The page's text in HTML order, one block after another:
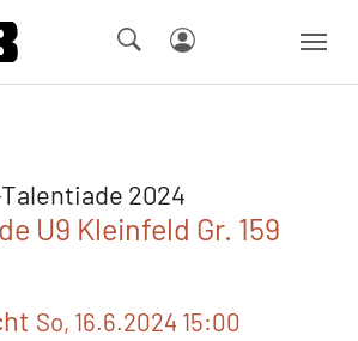
2024
U9 Kleinfeld Gr. 159
So, 16.6.2024 15:00